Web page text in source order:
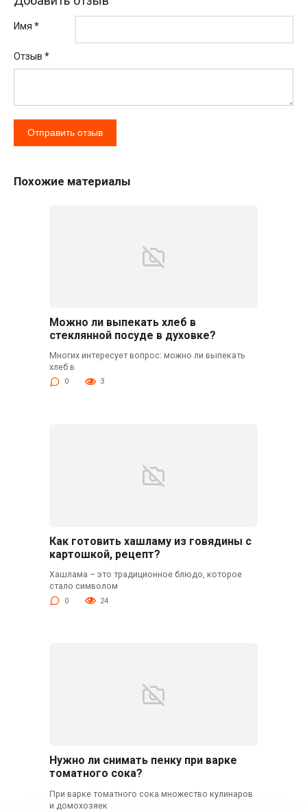
Имя *
Отзыв *
Похожие материалы
Можно ли выпекать хлеб в
стеклянной посуде в духовке?
Многих интересует вопрос: можно ли выпекать
хлеб в
0 3
Как готовить хашламу из говядины с
картошкой, рецепт?
Хашлама – это традиционное блюдо, которое
стало символом
0 24
Нужно ли снимать пенку при варке
томатного сока?
При варке томатного сока множество кулинаров
и домохозяек